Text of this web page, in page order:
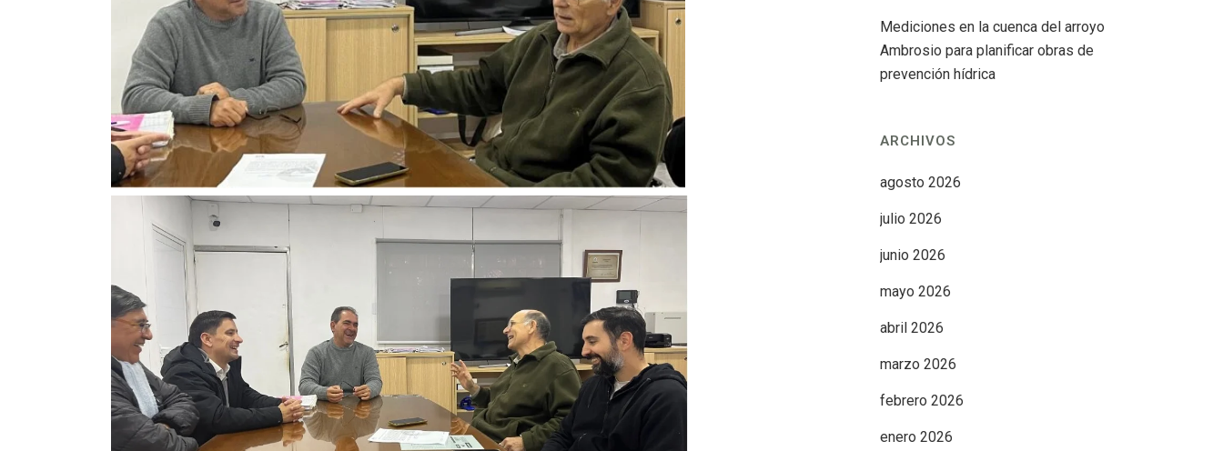
Mediciones en la cuenca del arroyo
Ambrosio para planificar obras de
prevención hídrica
ARCHIVOS
agosto 2026
julio 2026
junio 2026
mayo 2026
abril 2026
marzo 2026
febrero 2026
enero 2026